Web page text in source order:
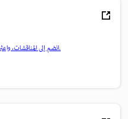
انضم إلى المناقشات، واعثر على الإجابات، وتعلم من الخبراء، وشارك معرفتك.